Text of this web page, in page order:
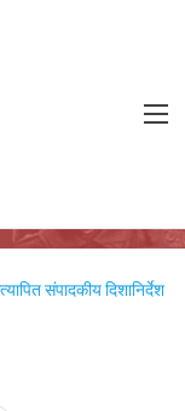
संपादकीय दिशानिर्देश